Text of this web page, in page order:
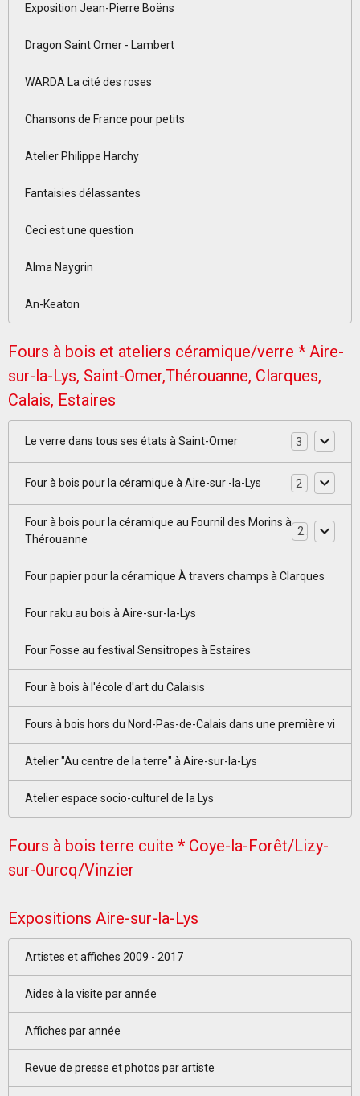
Exposition Jean-Pierre Boëns
Dragon Saint Omer - Lambert
WARDA La cité des roses
Chansons de France pour petits
Atelier Philippe Harchy
Fantaisies délassantes
Ceci est une question
Alma Naygrin
An-Keaton
Fours à bois et ateliers céramique/verre * Aire-
sur-la-Lys, Saint-Omer,Thérouanne, Clarques,
Calais, Estaires
Le verre dans tous ses états à Saint-Omer 3
Four à bois pour la céramique à Aire-sur -la-Lys 2
Four à bois pour la céramique au Fournil des Morins à
Thérouanne
2
Four papier pour la céramique À travers champs à Clarques
Four raku au bois à Aire-sur-la-Lys
Four Fosse au festival Sensitropes à Estaires
Four à bois à l'école d'art du Calaisis
Fours à bois hors du Nord-Pas-de-Calais dans une première vi
Atelier "Au centre de la terre" à Aire-sur-la-Lys
Atelier espace socio-culturel de la Lys
Fours à bois terre cuite * Coye-la-Forêt/Lizy-
sur-Ourcq/Vinzier
Expositions Aire-sur-la-Lys
Artistes et affiches 2009 - 2017
Aides à la visite par année
Affiches par année
Revue de presse et photos par artiste